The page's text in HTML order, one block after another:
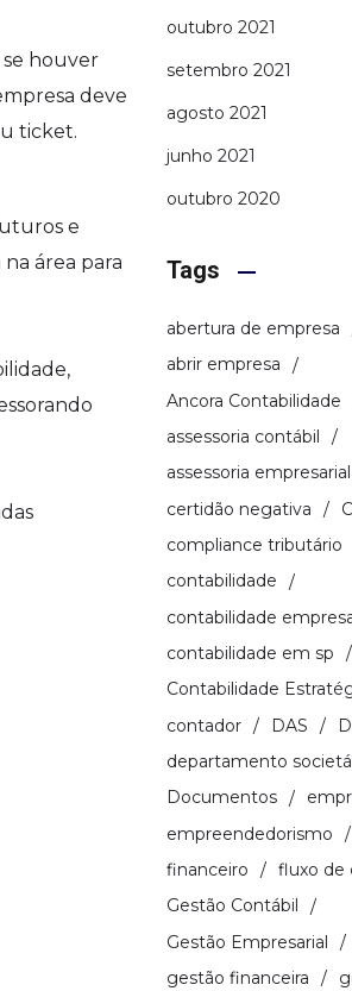
se houver
deve
ticket.
e
área para
outubro 2021
setembro 2021
agosto 2021
junho 2021
outubro 2020
Tags
abertura de empresa
abrir empresa
Ancora Contabilidade
assessoria contábil
assessoria empresarial
certidão negativa
compliance tributário
contabilidade
contabilidade
contabilidade em sp
Contabilidade
contador
DAS
departamento
Documentos
empreendedorismo
financeiro
fluxo de
Gestão Contábil
Gestão Empresarial
gestão financeira